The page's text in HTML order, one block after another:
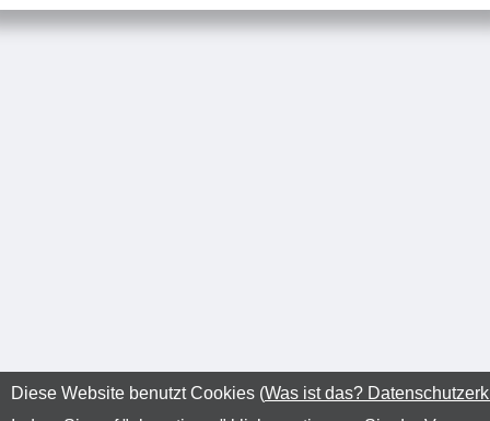
Diese Website benutzt Cookies (Was ist das?